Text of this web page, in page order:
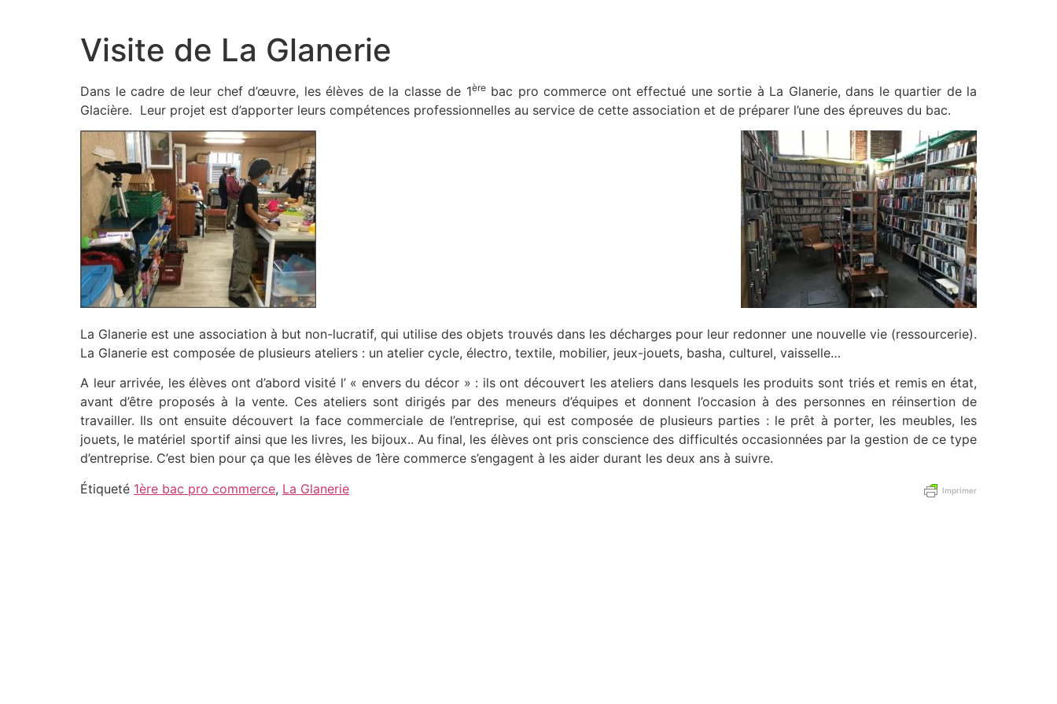
Visite de La Glanerie
Dans le cadre de leur chef d’œuvre, les élèves de la classe de 1èrebac pro commerce ont effectué une sortie à La Glanerie, dans le quartier de la
Glacière. Leur projet est d’apporter leurs compétences professionnelles au service de cette association et de préparer l’une des épreuves du bac.
La Glanerie est une association à but non-lucratif, qui utilise des objets trouvés dans les décharges pour leur redonner une nouvelle vie (ressourcerie).
La Glanerie est composée de plusieurs ateliers : un atelier cycle, électro, textile, mobilier, jeux-jouets, basha, culturel, vaisselle…
A leur arrivée, les élèves ont d’abord visité l’ « envers du décor » : ils ont découvert les ateliers dans lesquels les produits sont triés et remis en état,
avant d’être proposés à la vente. Ces ateliers sont dirigés par des meneurs d’équipes et donnent l’occasion à des personnes en réinsertion de
travailler. Ils ont ensuite découvert la face commerciale de l’entreprise, qui est composée de plusieurs parties : le prêt à porter, les meubles, les
jouets, le matériel sportif ainsi que les livres, les bijoux.. Au final, les élèves ont pris conscience des difficultés occasionnées par la gestion de ce type
d’entreprise. C’est bien pour ça que les élèves de 1ère commerce s’engagent à les aider durant les deux ans à suivre.
Imprimer
Étiqueté 1ère bac pro commerce, La Glanerie